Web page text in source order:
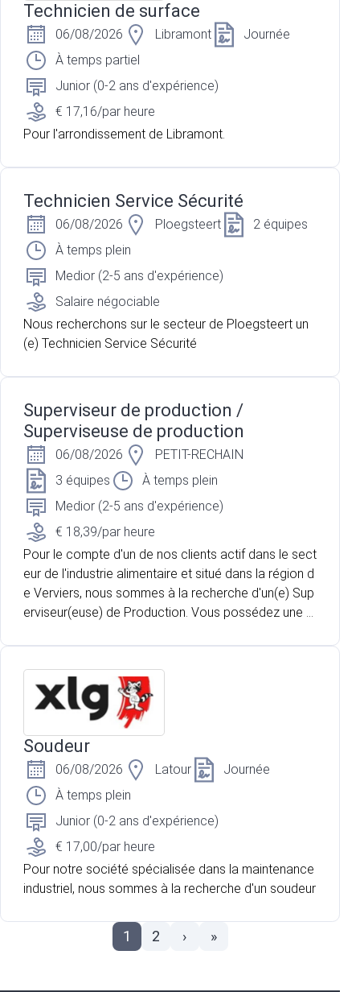
Technicien de surface
06/08/2026 Libramont
Journée
À temps partiel
Junior (0-2 ans d'expérience)
€ 17,16/par heure
Pour l'arrondissement de Libramont.
Technicien Service Sécurité
06/08/2026 Ploegsteert
2 équipes
À temps plein
Medior (2-5 ans d'expérience)
Salaire négociable
Nous recherchons sur le secteur de Ploegsteert un
(e) Technicien Service Sécurité
Superviseur de production /
Superviseuse de production
06/08/2026
PETIT-RECHAIN
3 équipes
À temps plein
Medior (2-5 ans d'expérience)
€ 18,39/par heure
Pour le compte d'un de nos clients actif dans le sect
eur de l'industrie alimentaire et situé dans la région d
e Verviers, nous sommes à la recherche d'un(e) Sup
erviseur(euse) de Production. Vous possédez une p
u industriel et souhaitez rejoindre une entreprise en p
leine croissance ? Vous aimez coordonner les opér
ations, accompagner les collaborateurs et veiller au
respect des standards de qualité ? Cette opportunit
é est faite pour vous.
Soudeur
06/08/2026 Latour
Journée
À temps plein
Junior (0-2 ans d'expérience)
€ 17,00/par heure
Pour notre société spécialisée dans la maintenance
industriel, nous sommes à la recherche d'un soudeur
1 2 › »